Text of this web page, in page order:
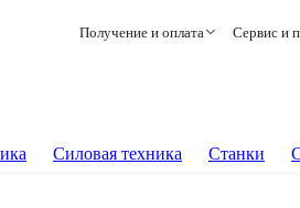
Получение и оплата Сервис и
Силовая техника Станки